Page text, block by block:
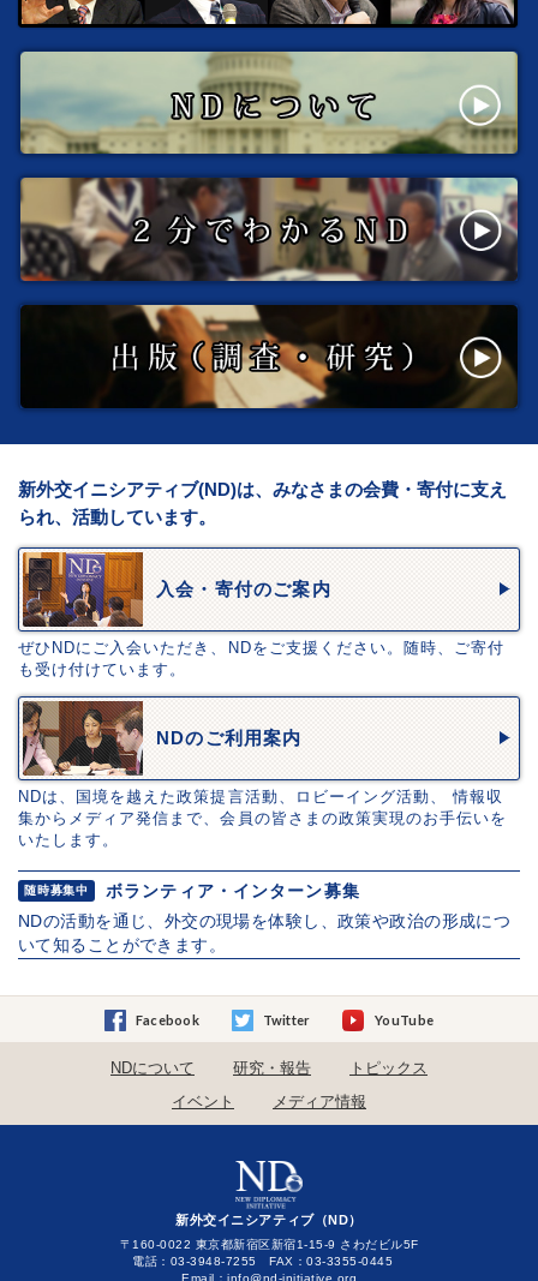
新外交イニシアティブ(ND)は、みなさまの会費・寄付に支え
られ、活動しています。
入会・寄付のご案内
ぜひNDにご入会いただき、NDをご支援ください。随時、ご寄付
も受け付けています。
NDのご利用案内
NDは、国境を越えた政策提言活動、ロビーイング活動、 情報収
集からメディア発信まで、会員の皆さまの政策実現のお手伝いを
いたします。
随時募集中
ボランティア・インターン募集
NDの活動を通じ、外交の現場を体験し、政策や政治の形成につ
いて知ることができます。
Facebook Twitter YouTube
NDについて 研究・報告
トピックス
イベント
メディア情報
新外交イニシアティブ（ND）
〒160-0022 東京都新宿区新宿1-15-9 さわだビル5F
電話：03-3948-7255 FAX：03-3355-0445
Email：